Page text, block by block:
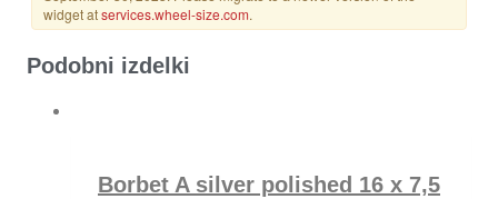
Podobni izdelki
Borbet A silver polished 16 x 7,5